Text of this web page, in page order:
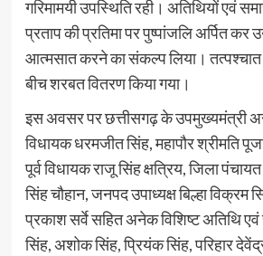
गरिमामयी उपस्थिति रही। अतिथियों एवं
प्रताप की प्रतिमा पर पुष्पांजलि अर्पित कर
आत्मसात करने का संकल्प लिया। तत्पश्चात
बीच शरबत वितरण किया गया।
इस अवसर पर छत्तीसगढ़ के उपमुख्यमंत्री
विधायक धरमजीत सिंह, महापौर श्रीमति
पूर्व विधायक राजू सिंह क्षत्रिय, जिला
सिंह चौहान, जनपद उपाध्यक्ष बिल्हा
प्रकाश सर्वे सहित अनेक विशिष्ट अतिथि
सिंह, अशोक सिंह, प्रियंक सिंह, परिहार